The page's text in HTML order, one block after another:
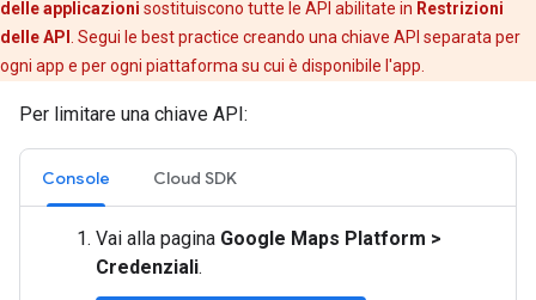
delle applicazioni sostituiscono tutte le API abilitate in Restrizioni
delle API
. Segui le best practice creando una chiave API separata per
ogni app e per ogni piattaforma su cui è disponibile l'app.
Per limitare una chiave API:
Console Cloud SDK
Vai alla pagina Google Maps Platform >
Credenziali.